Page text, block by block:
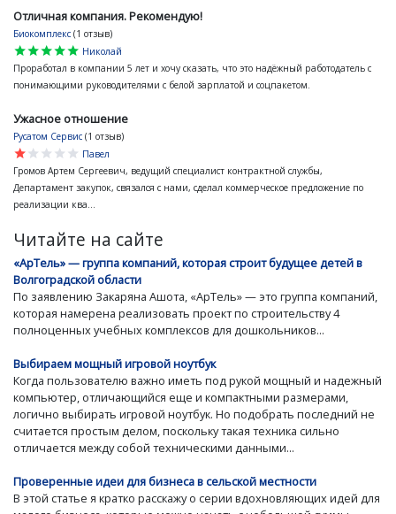
Отличная компания. Рекомендую!
Биокомплекс (1 отзыв)
star
star
star
star
star
Николай
Проработал в компании 5 лет и хочу сказать, что это надёжный работодатель с
понимающими руководителями с белой зарплатой и соцпакетом.
Ужасное отношение
Русатом Сервис (1 отзыв)
star
star
star
star
star
Павел
Громов Артем Сергеевич, ведущий специалист контрактной службы,
Департамент закупок, связался с нами, сделал коммерческое предложение по
реализации ква...
Читайте на сайте
«АрТель» — группа компаний, которая строит будущее детей в
Волгоградской области
По заявлению Закаряна Ашота, «АрТель» — это группа компаний,
которая намерена реализовать проект по строительству 4
полноценных учебных комплексов для дошкольников...
Выбираем мощный игровой ноутбук
Когда пользователю важно иметь под рукой мощный и надежный
компьютер, отличающийся еще и компактными размерами,
логично выбирать игровой ноутбук. Но подобрать последний не
считается простым делом, поскольку такая техника сильно
отличается между собой техническими данными...
Проверенные идеи для бизнеса в сельской местности
В этой статье я кратко расскажу о серии вдохновляющих идей для